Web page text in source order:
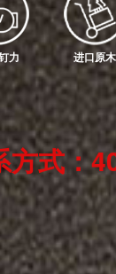
力 进口原木
方式：